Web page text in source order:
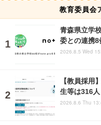
教育委員会
青森県立学
委との連携8
2026.8.5 Wed
【教員採用
生等は316人
2026.8.6 Thu